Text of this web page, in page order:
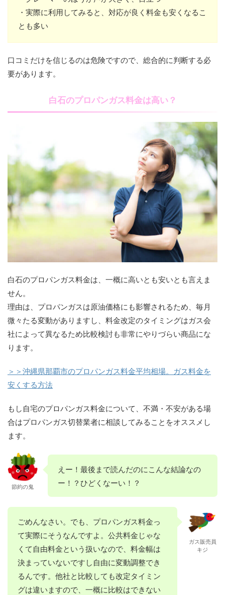
・実際に利用してみると、対応が良く料金も安くなるこ
とも多い
口コミだけを信じるのは危険ですので、総合的に判断する必
要があります。
白石のプロパンガス料金は高い？
白石のプロパンガス料金は、一概に高いとも安いとも言えま
せん。
理由は、プロパンガスは原油価格にも影響されるため、毎月
微々たる変動がありますし、料金改定のタイミングはガス会
社によって異なるため比較検討も非常にやりづらい商品にな
ります。
＞＞沖縄県那覇市のプロパンガス料金平均相場。ガス料金を
安くする方法
もし自宅のプロパンガス料金について、不満・不安がある場
合はプロパンガス切替業者に相談してみることをオススメし
ます。
節約の鬼
えー！最後まで読んだのにこんな結論なの
ー！？ひどくなーい！？
ごめんなさい。でも、プロパンガス料金っ
て実際にそうなんですよ。公共料金じゃな
くて自由料金という扱いなので、料金幅は
決まっていないですし自由に変動調整でき
るんです。他社と比較しても改定タイミン
グは違いますので、一概に比較はできない
ガス販売員
キジ